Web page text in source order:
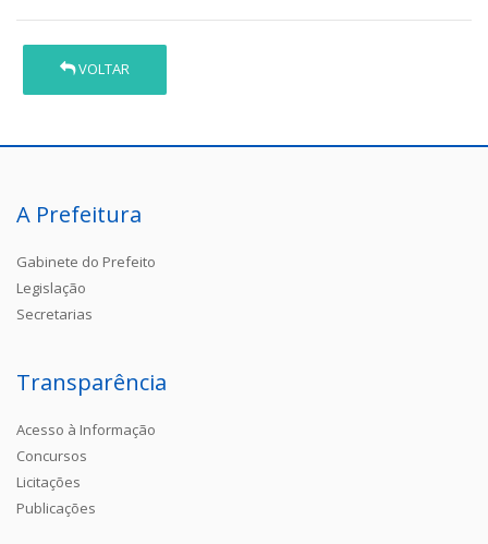
VOLTAR
A Prefeitura
Gabinete do Prefeito
Legislação
Secretarias
Transparência
Acesso à Informação
Concursos
Licitações
Publicações